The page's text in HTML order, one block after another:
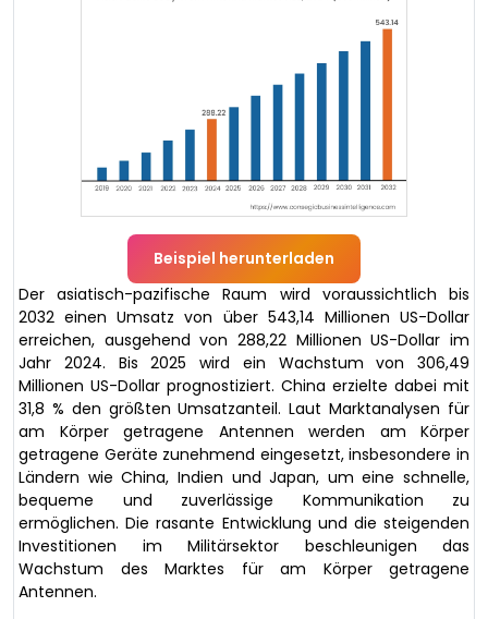
Beispiel herunterladen
Der asiatisch-pazifische Raum wird voraussichtlich bis
2032 einen Umsatz von über 543,14 Millionen US-Dollar
erreichen, ausgehend von 288,22 Millionen US-Dollar im
Jahr 2024. Bis 2025 wird ein Wachstum von 306,49
Millionen US-Dollar prognostiziert. China erzielte dabei mit
31,8 % den größten Umsatzanteil. Laut Marktanalysen für
am Körper getragene Antennen werden am Körper
getragene Geräte zunehmend eingesetzt, insbesondere in
Ländern wie China, Indien und Japan, um eine schnelle,
bequeme und zuverlässige Kommunikation zu
ermöglichen. Die rasante Entwicklung und die steigenden
Investitionen im Militärsektor beschleunigen das
Wachstum des Marktes für am Körper getragene
Antennen.